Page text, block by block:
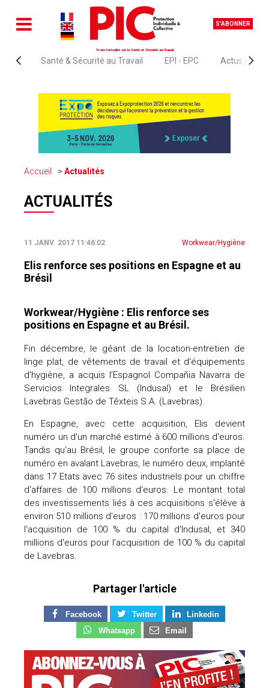
S'ABONNER
Toute l'actualité sur la Santé et Sécurité au Travail
Santé & Sécurité au Travail EPI - EPC Actus
Accueil Actualités
ACTUALITÉS
11 JANV. 2017 11:46:02 Workwear/Hygiène
Elis renforce ses positions en Espagne et au
Brésil
Workwear/Hygiène : Elis renforce ses
positions en Espagne et au Brésil.
Fin décembre, le géant de la location-entretien de
linge plat, de vêtements de travail et d'équipements
d'hygiène, a acquis l’Espagnol Compañia Navarra de
Servicios Integrales SL (Indusal) et le Brésilien
Lavebras Gestão de Têxteis S.A. (Lavebras).
En Espagne, avec cette acquisition, Elis devient
numéro un d'un marché estimé à 600 millions d'euros.
Tandis qu’au Brésil, le groupe conforte sa place de
numéro en avalant Lavebras, le numéro deux, implanté
dans 17 Etats avec 76 sites industriels pour un chiffre
d'affaires de 100 millions d'euros. Le montant total
des investissements liés à ces acquisitions s'élève à
environ 510 millions d'euros : 170 millions d'euros pour
l'acquisition de 100 % du capital d'Indusal, et 340
millions d'euros pour l'acquisition de 100 % du capital
de Lavebras.
Partager l'article
Facebook Twitter
Linkedin
Whatsapp
Email